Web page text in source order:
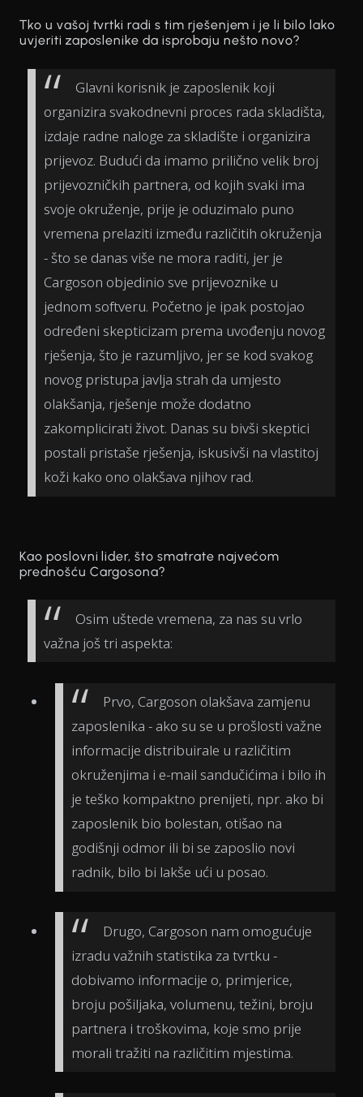
Tko u vašoj tvrtki radi s tim rješenjem i je li bilo lako
uvjeriti zaposlenike da isprobaju nešto novo?
Glavni korisnik je zaposlenik koji
organizira svakodnevni proces rada skladišta,
izdaje radne naloge za skladište i organizira
prijevoz. Budući da imamo prilično velik broj
prijevozničkih partnera, od kojih svaki ima
svoje okruženje, prije je oduzimalo puno
vremena prelaziti između različitih okruženja
- što se danas više ne mora raditi, jer je
Cargoson objedinio sve prijevoznike u
jednom softveru. Početno je ipak postojao
određeni skepticizam prema uvođenju novog
rješenja, što je razumljivo, jer se kod svakog
novog pristupa javlja strah da umjesto
olakšanja, rješenje može dodatno
zakomplicirati život. Danas su bivši skeptici
postali pristaše rješenja, iskusivši na vlastitoj
koži kako ono olakšava njihov rad.
Kao poslovni lider, što smatrate najvećom
prednošću Cargosona?
Osim uštede vremena, za nas su vrlo
važna još tri aspekta:
Prvo, Cargoson olakšava zamjenu
zaposlenika - ako su se u prošlosti važne
informacije distribuirale u različitim
okruženjima i e-mail sandučićima i bilo ih
je teško kompaktno prenijeti, npr. ako bi
zaposlenik bio bolestan, otišao na
godišnji odmor ili bi se zaposlio novi
radnik, bilo bi lakše ući u posao.
Drugo, Cargoson nam omogućuje
izradu važnih statistika za tvrtku -
dobivamo informacije o, primjerice,
broju pošiljaka, volumenu, težini, broju
partnera i troškovima, koje smo prije
morali tražiti na različitim mjestima.